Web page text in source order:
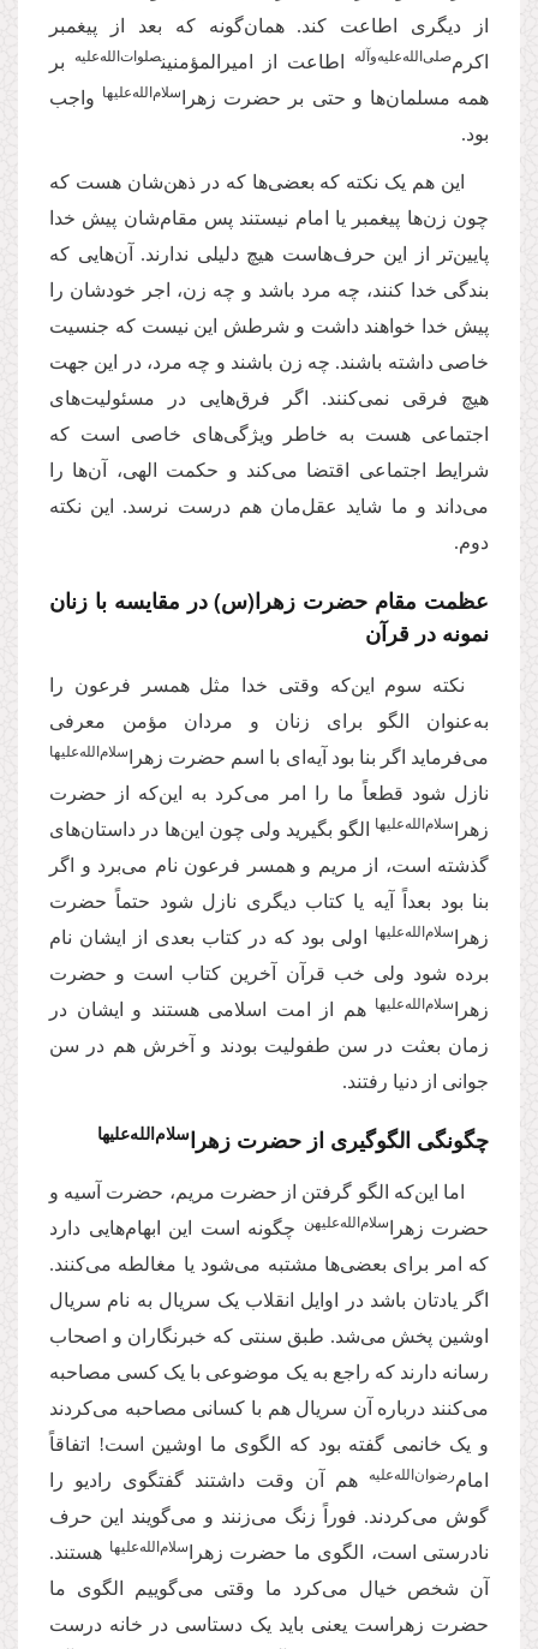
از دیگری اطاعت کند. همان‌گونه که بعد از پیغمبر
اکرم‌صلی‌‌الله‌‌علیه‌‌و‌آله اطاعت از امیرالمؤمنینصلوات‌‌الله‌‌عليه
بر
همه مسلمان‌ها و حتی بر حضرت زهرا
‌سلام‌‌الله‌‌عليها واجب
بود.
این هم یک نکته که بعضی‌ها که در ذهن‌شان هست که
چون زن‌ها پیغمبر یا امام نیستند پس مقام‌شان پیش خدا
پایین‌تر از این حرف‌هاست هیچ دلیلی ندارند. آن‌هایی که
بندگی خدا کنند، چه مرد باشد و چه زن، اجر خودشان را
پیش خدا خواهند داشت و شرطش این نیست که جنسیت
خاصی داشته باشند. چه زن باشند و چه مرد، در این جهت
هیچ فرقی نمی‌کنند. اگر فرق‌هایی در مسئولیت‌های
اجتماعی هست به خاطر ویژگی‌های خاصی است که
شرایط اجتماعی اقتضا می‌کند و حکمت الهی، آن‌ها را
می‌داند و ما شاید عقل‌مان هم درست نرسد. این نکته
دوم.
عظمت مقام حضرت زهرا(س) در مقایسه با زنان
نمونه در قرآن
نکته سوم این‌که وقتی خدا مثل همسر فرعون را
به‌عنوان الگو برای زنان و مردان مؤمن معرفی
می‌‌فرماید اگر بنا بود آیه‌ای با اسم حضرت زهرا
‌سلام‌‌الله‌‌عليها
نازل شود قطعاً ما را امر می‌کرد به این‌که از حضرت
زهرا
‌سلام‌‌الله‌‌عليها
الگو بگیرید ولی چون این‌ها در داستان‌های
گذشته است، از مریم و همسر فرعون نام می‌برد و اگر
بنا بود بعداً آیه‌ یا کتاب دیگری نازل شود حتماً حضرت
زهرا
‌سلام‌‌الله‌‌عليها
اولی بود که در کتاب بعدی از ایشان نام
برده شود ولی خب قرآن آخرین کتاب است و حضرت
زهرا
‌سلام‌‌الله‌‌عليها هم از امت اسلامی هستند و ایشان در
زمان بعثت در سن طفولیت بودند و آخرش هم در سن
جوانی از دنیا رفتند.
چگونگی الگوگیری از حضرت زهراسلام‌‌الله‌‌عليها
اما این‌که الگو گرفتن از حضرت مریم، حضرت آسیه و
حضرت زهرا‌
سلام‌‌الله‌‌علیهن
چگونه است این ابهام‌هایی دارد
که امر برای بعضی‌ها مشتبه می‌شود یا مغالطه می‌کنند.
اگر یادتان باشد در اوایل انقلاب یک سریال به نام سریال
اوشین پخش می‌شد. طبق سنتی که خبرنگاران و اصحاب
رسانه دارند که راجع به یک موضوعی با یک کسی مصاحبه
می‌کنند درباره آن سریال هم با کسانی مصاحبه می‌کردند
و یک خانمی گفته بود که الگوی ما اوشین است! اتفاقاً
امام‌رضوان‌‌الله‌‌علیه
هم آن وقت داشتند گفتگوی رادیو را
گوش می‌کردند. فوراً زنگ می‌زنند و می‌گویند این حرف
نادرستی است، الگوی ما حضرت زهرا‌
سلام‌‌الله‌‌علیها هستند.
آن شخص خیال می‌کرد ما وقتی می‌گوییم الگوی ما
حضرت زهراست یعنی باید یک دستاسی در خانه درست